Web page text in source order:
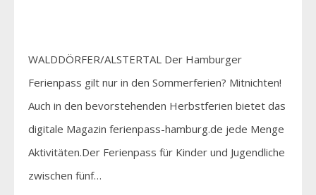
WALDDÖRFER/ALSTERTAL Der Hamburger
Ferienpass gilt nur in den Sommerferien? Mitnichten!
Auch in den bevorstehenden Herbstferien bietet das
digitale Magazin ferienpass-hamburg.de jede Menge
Aktivitäten.Der Ferienpass für Kinder und Jugendliche
zwischen fünf…